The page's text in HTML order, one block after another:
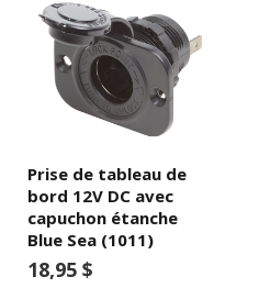
Prise de tableau de
bord 12V DC avec
capuchon étanche
Blue Sea (1011)
18,95 $